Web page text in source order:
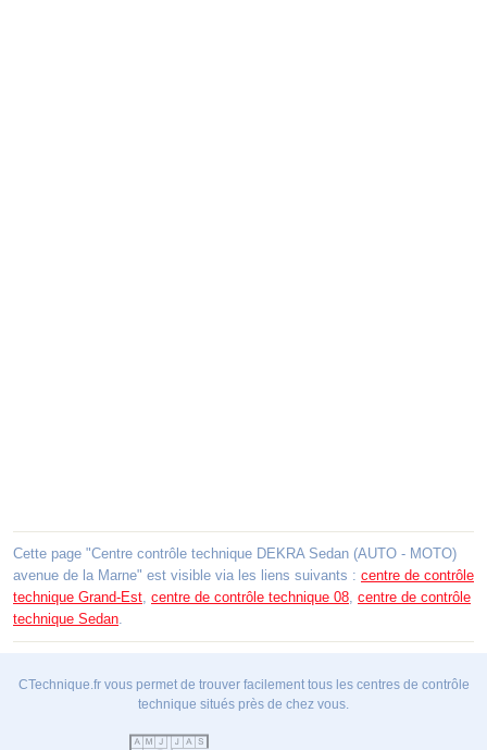
Cette page "Centre contrôle technique DEKRA Sedan (AUTO - MOTO)
avenue de la Marne" est visible via les liens suivants : centre de contrôle
technique Grand-Est, centre de contrôle technique 08, centre de contrôle
technique Sedan.
CTechnique.fr vous permet de trouver facilement tous les centres de contrôle
technique situés près de chez vous.